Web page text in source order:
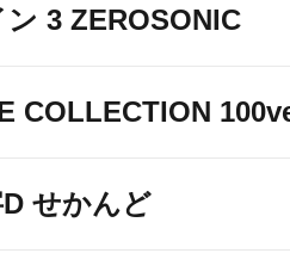
3 ZEROSONIC
COLLECTION
せかんど